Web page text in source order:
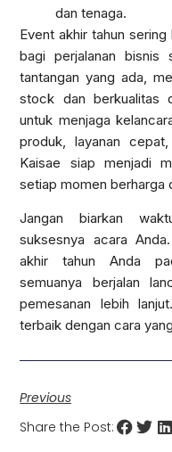
dan tenaga.
Event akhir tahun
bagi perjalanan bisnis
tantangan yang ada,
stock dan berkualitas
untuk menjaga
produk, layanan
Kaisae siap menjadi
setiap momen berharga
Jangan biarkan
suksesnya acara
akhir tahun Anda
semuanya berjalan
pemesanan lebih
terbaik dengan cara
Previous
Share the Post: